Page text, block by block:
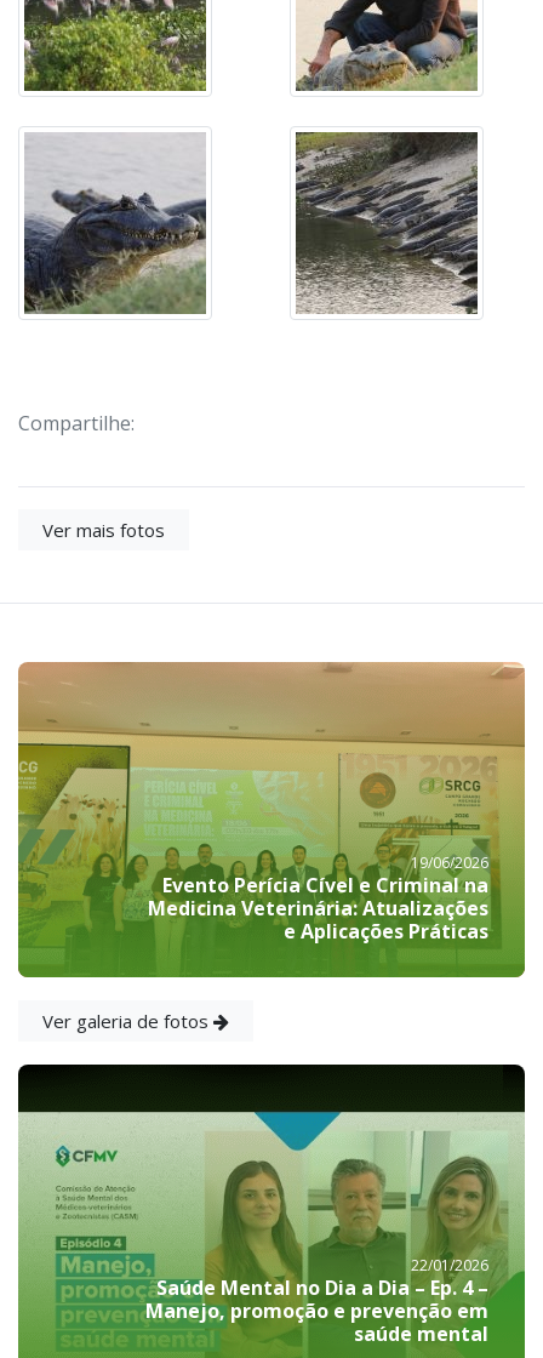
Compartilhe:
Ver mais fotos
19/06/2026
Evento Perícia Cível e Criminal na
Medicina Veterinária: Atualizações
e Aplicações Práticas
Ver galeria de fotos
22/01/2026
Saúde Mental no Dia a Dia – Ep. 4 –
Manejo, promoção e prevenção em
saúde mental